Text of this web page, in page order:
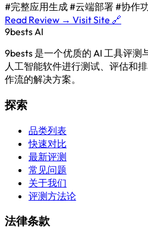
#完整应用生成#云端部署#协作
Read Review → Visit Site 🔗
9bestsAI
9bests 是一个优质的 AI 工具评测
人工智能软件进行测试、评估和
作流的解决方案。
探索
品类列表
快速对比
最新评测
常见问题
关于我们
评测方法论
法律条款